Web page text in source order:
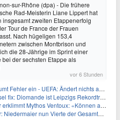
sur-Rhône (dpa) - Die frühere
Rad-Meisterin Liane Lippert hat
insgesamt zweiten Etappenerfolg
Tour de France der Frauen
Nach hügeligen 153,4
zwischen Montbrison und
die 28-Jährige im Sprint einer
der sechsten Etappe als
vor 6 Stunden
Fehler ein - UEFA: Ändert nichts an Boykott
fix: Diomande ist Leipzigs Rekordtransfer
Mythos Ventoux: «Können alles schaffen»
nun Vierte der Gesamtwertung